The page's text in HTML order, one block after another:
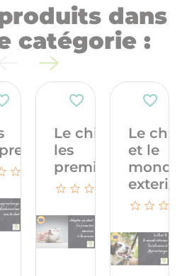
dans
catégorie :
Le chiot et
les
premières...
favorite_border
Le chiot
et le
monde
favorite_border